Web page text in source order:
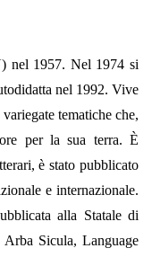
nel 1957. Nel 1974 si
nel 1992. Vive
tematiche che,
per la sua terra. È
è stato pubblicato
e internazionale.
alla Statale di
Sicula, Language